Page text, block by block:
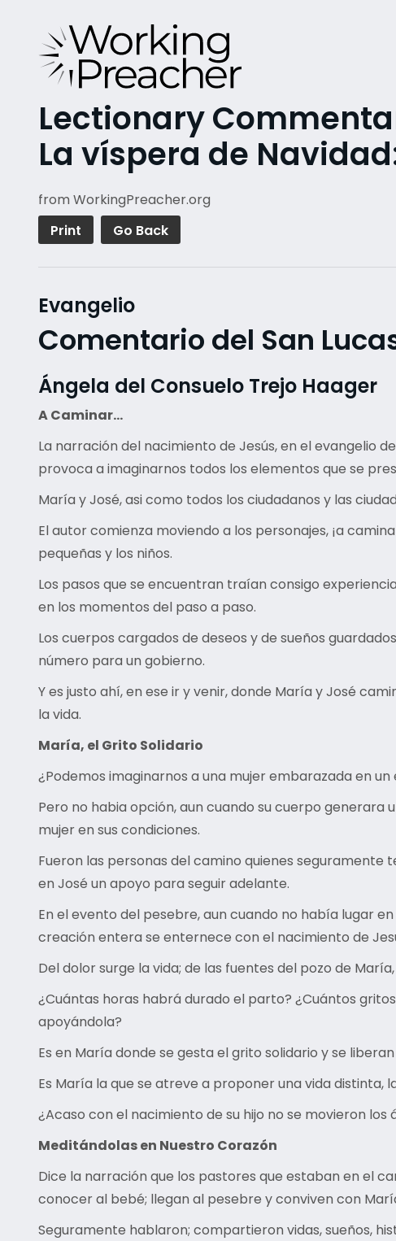
Lectionary
La víspera de
from WorkingPreacher.org
Print
Go Back
Evangelio
Comentario del San
Ángela del Consuelo Trejo Haager
A Caminar…
La narración del nacimiento de Jesús, en el evangelio
provoca a imaginarnos todos los elementos que se
María y José, asi como todos los ciudadanos y las
El autor comienza moviendo a los personajes, ¡a
pequeñas y los niños.
Los pasos que se encuentran traían consigo
en los momentos del paso a paso.
Los cuerpos cargados de deseos y de sueños
número para un gobierno.
Y es justo ahí, en ese ir y venir, donde María y José
la vida.
María, el Grito Solidario
¿Podemos imaginarnos a una mujer embarazada en
Pero no habia opción, aun cuando su cuerpo generara
mujer en sus condiciones.
Fueron las personas del camino quienes
en José un apoyo para seguir adelante.
En el evento del pesebre, aun cuando no había lugar
creación entera se enternece con el nacimiento de
Del dolor surge la vida; de las fuentes del pozo de
¿Cuántas horas habrá durado el parto? ¿Cuántos
apoyándola?
Es en María donde se gesta el grito solidario y se
Es María la que se atreve a proponer una vida distinta,
¿Acaso con el nacimiento de su hijo no se movieron
Meditándolas en Nuestro Corazón
Dice la narración que los pastores que estaban en el
conocer al bebé; llegan al pesebre y conviven con
Seguramente hablaron; compartieron vidas, sueños,